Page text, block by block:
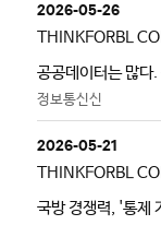
2026-05-26
THINKFORBL
공공데이터는 많다
정보통신신
2026-05-21
THINKFORBL
국방 경쟁력, '통제